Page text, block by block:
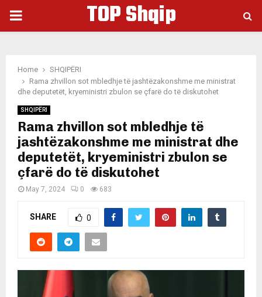
PRIMARY
TOP Shqip
Home
SHQIPËRI
Rama zhvillon sot mbledhje të jashtëzakonshme me ministrat
dhe deputetët, kryeministri zbulon se çfarë do të diskutohet
SHQIPËRI
Rama zhvillon sot mbledhje të
jashtëzakonshme me ministrat dhe
deputetët, kryeministri zbulon se
çfarë do të diskutohet
May 7, 2024 0 683
SHARE 0